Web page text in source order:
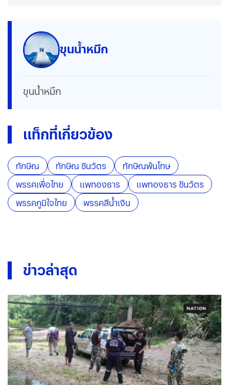
ขุนน้ำหมึก
ขุนน้ำหมึก
แท็กที่เกี่ยวข้อง
ทักษิณ ทักษิณ ชินวัตร
ทักษิณพ้นโทษ
พรรคเพื่อไทย
แพทองธาร
แพทองธาร ชินวัตร
พรรคภูมิใจไทย
พรรคสีน้ำเงิน
ข่าวล่าสุด